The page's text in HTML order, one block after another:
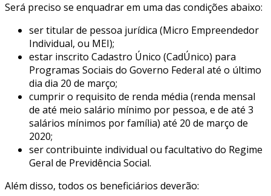
Será preciso se enquadrar em uma das condições abaixo:
ser titular de pessoa jurídica (Micro Empreendedor
Individual, ou MEI);
estar inscrito Cadastro Único (CadÚnico) para
Programas Sociais do Governo Federal até o último
dia dia 20 de março;
cumprir o requisito de renda média (renda mensal
de até meio salário mínimo por pessoa, e de até 3
salários mínimos por família) até 20 de março de
2020;
ser contribuinte individual ou facultativo do Regime
Geral de Previdência Social.
Além disso, todos os beneficiários deverão: